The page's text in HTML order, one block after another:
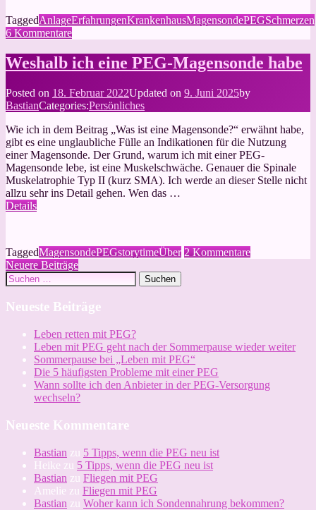
TaggedAnlageErfahrungenKrankenhausMagensondePEGSchmerzen
6 Kommentarezu
Tage
nach
PEG-
Anlage
Weshalb ich eine PEG-Magensonde habe
Posted on 18. Februar 2022Updated on 9. Juni 2025by
BastianCategories:Persönliches
Wie ich in dem Beitrag „Was ist eine Magensonde?“ erwähnt habe,
gibt es eine unglaubliche Fülle an Indikationen für die Nutzung
einer Magensonde. Der Grund, warum ich mit einer PEG-
Magensonde lebe, ist eine Muskelschwäche. Genauer die Spinale
Muskelatrophie Typ II (kurz SMA). Ich werde an dieser Stelle nicht
allzu sehr ins Detail gehen. Wen das …
Details
TaggedMagensondePEGstorytimeÜber 2 Kommentarezu
Beitragsnavigation
Neuere Beiträge
Suchen
nach:
Neueste Beiträge
Leben retten mit PEG?
Leben mit PEG geht nach der Sommerpause wieder weiter
Sommerpause bei „Leben mit PEG“
Die 5 häufigsten Probleme mit einer PEG
Wann sollte ich den Anbieter in der PEG-Versorgung
wechseln?
Neueste Kommentare
Bastian zu 5 Tipps, wenn die PEG neu ist
Heike zu 5 Tipps, wenn die PEG neu ist
Bastian zu Fliegen mit PEG
Amelie zu Fliegen mit PEG
Bastian zu Woher kann ich Sondennahrung bekommen?